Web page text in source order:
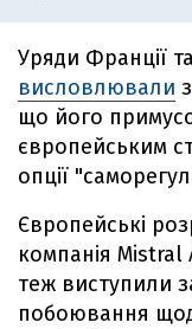
Уряди Франції
висловлювали
що його
європейським
опції
Європейські
компанія Mistral
теж виступили
побоювання